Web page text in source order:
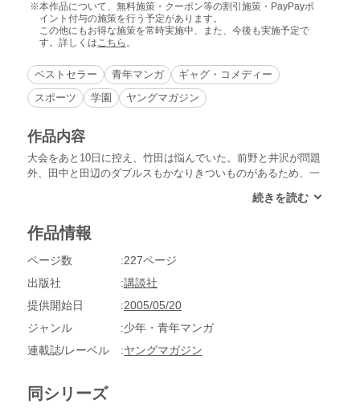
本作品について、無料施策・クーポン等の割引施策・PayPayポ
イント付与の施策を行う予定があります。
この他にもお得な施策を常時実施中、また、今後も実施予定で
す。詳しくはこちら 。
ベストセラー 青年マンガ
ギャグ・コメディー
スポーツ
学園 ヤングマガジン
作品内容
大会をあと10日に控え、竹田は悩んでいた。前野と井沢が問題
外、田中と田辺のダブルスもかなりきついものがあるため、一
た竹田は、彼女を男子に変装させ、新入部員として特訓を始め
かけた前野たちは竹田をアッチの人と思い込み…!?
作品情報
ページ数
227ページ
出版社
講談社
提供開始日
2005/05/20
ジャンル
少年・青年マンガ
連載誌/レーベル
ヤングマガジン
同シリーズ